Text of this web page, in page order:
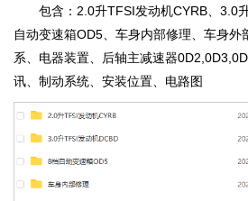
包含：2.0升TFSI发动机CYRB、3.0
自动变速箱OD5、车身内部修理、车身外
系、电器装置、后轴主减速器
讯、制动系统、安装位置、电路图